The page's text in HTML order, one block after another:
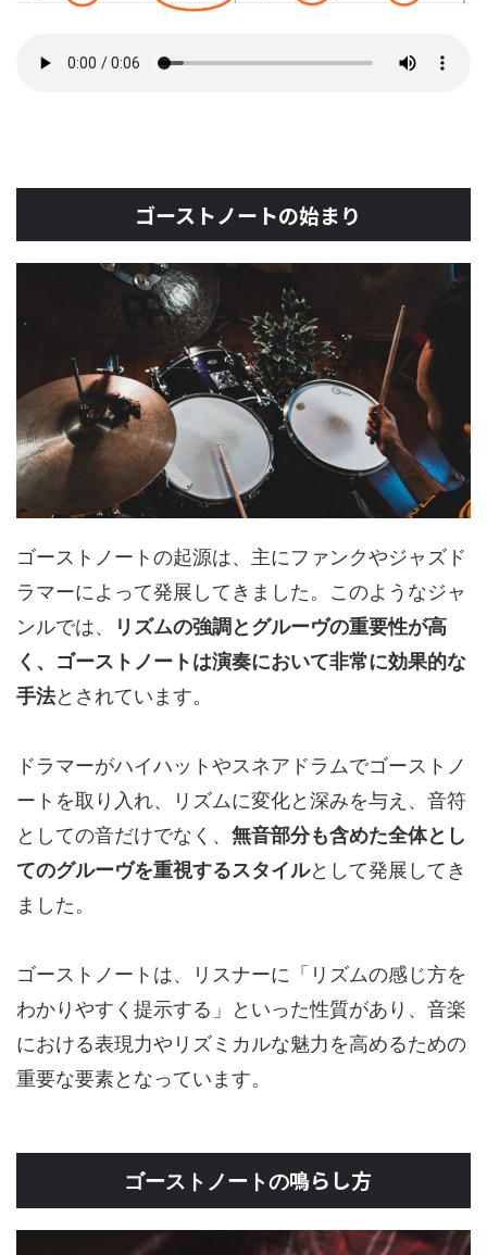
ゴーストノートの始まり
ゴーストノートの起源は、主にファンクやジャズド
ラマーによって発展してきました。このようなジャ
ンルでは、
リズムの強調とグルーヴの重要性が高
く、ゴーストノートは演奏において非常に効果的な
手法とされています。
ドラマーがハイハットやスネアドラムでゴーストノ
ートを取り入れ、リズムに変化と深みを与え、音符
としての音だけでなく、 無音部分も含めた全体とし
てのグルーヴを重視するスタイルとして発展してき
ました。
ゴーストノートは、リスナーに「リズムの感じ方を
わかりやすく提示する」といった性質があり、音楽
における表現力やリズミカルな魅力を高めるための
重要な要素となっています。
ゴーストノートの鳴らし方